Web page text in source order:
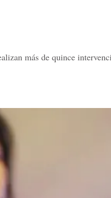
más de quince